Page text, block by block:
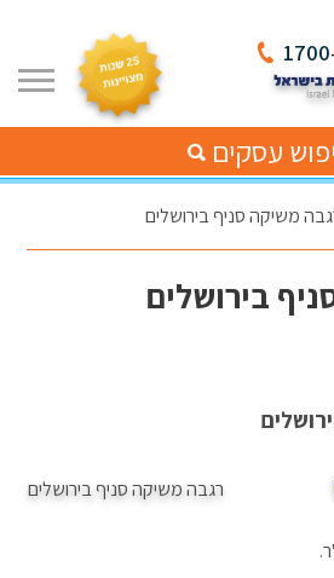
עסקים
משיקה סניף בירושלים
בירושלים